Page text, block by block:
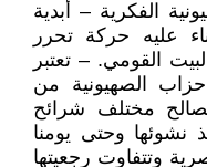
الفكرية – أبدية
عليه حركة تحرر
القومي. – تعتبر
الصهيونية من
مختلف شرائح
نشوئها وحتى يومنا
وتتفاوت رجعيتها